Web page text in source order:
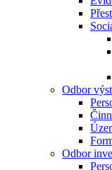
Odbor
Odbor